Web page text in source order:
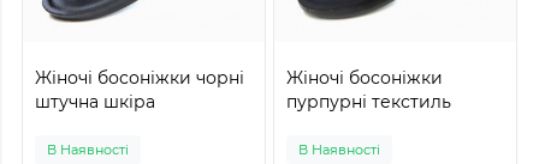
Жіночі босоніжки чорні
штучна шкіра
В Наявності
Жіночі босоніжки
пурпурні текстиль
В Наявності